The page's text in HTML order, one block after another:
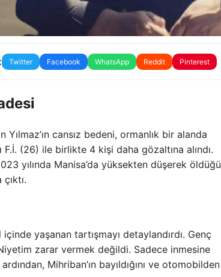
Twitter Facebook WhatsApp Reddit Pinterest
cansız bedeni, ormanlık bir alanda
(26) ile birlikte 4 kişi daha gözaltına alındı.
yılında Manisa’da yüksekten düşerek öldüğü
yaşanan tartışmayı detaylandırdı. Genç
zarar vermek değildi. Sadece inmesine
Mihriban’ın bayıldığını ve otomobilden